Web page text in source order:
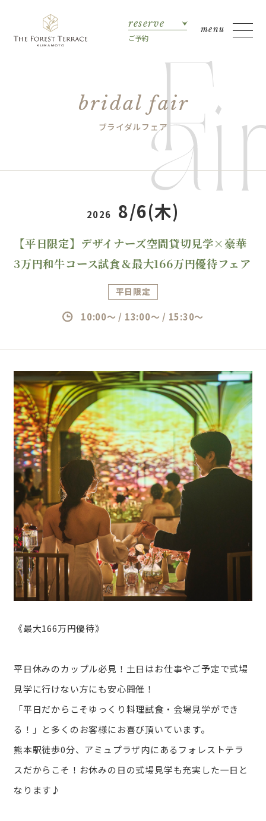
reserve
ご予約
bridal fair
ブライダルフェア
2026 8/6(木)
【平日限定】デザイナーズ空間貸切見学×豪華
3万円和牛コース試食＆最大166万円優待フェア
平日限定
10:00～ / 13:00～ / 15:30～
《最大166万円優待》
平日休みのカップル必見！土日はお仕事やご予定で式場
見学に行けない方にも安心開催！
「平日だからこそゆっくり料理試食・会場見学ができ
る！」と多くのお客様にお喜び頂いています。
熊本駅徒歩0分、アミュプラザ内にあるフォレストテラ
スだからこそ！お休みの日の式場見学も充実した一日と
なります♪